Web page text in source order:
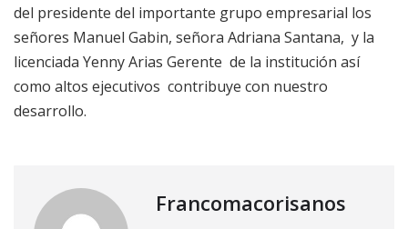
del presidente del importante grupo empresarial los
señores Manuel Gabin, señora Adriana Santana, y la
licenciada Yenny Arias Gerente de la institución así
como altos ejecutivos contribuye con nuestro
desarrollo.
Francomacorisanos